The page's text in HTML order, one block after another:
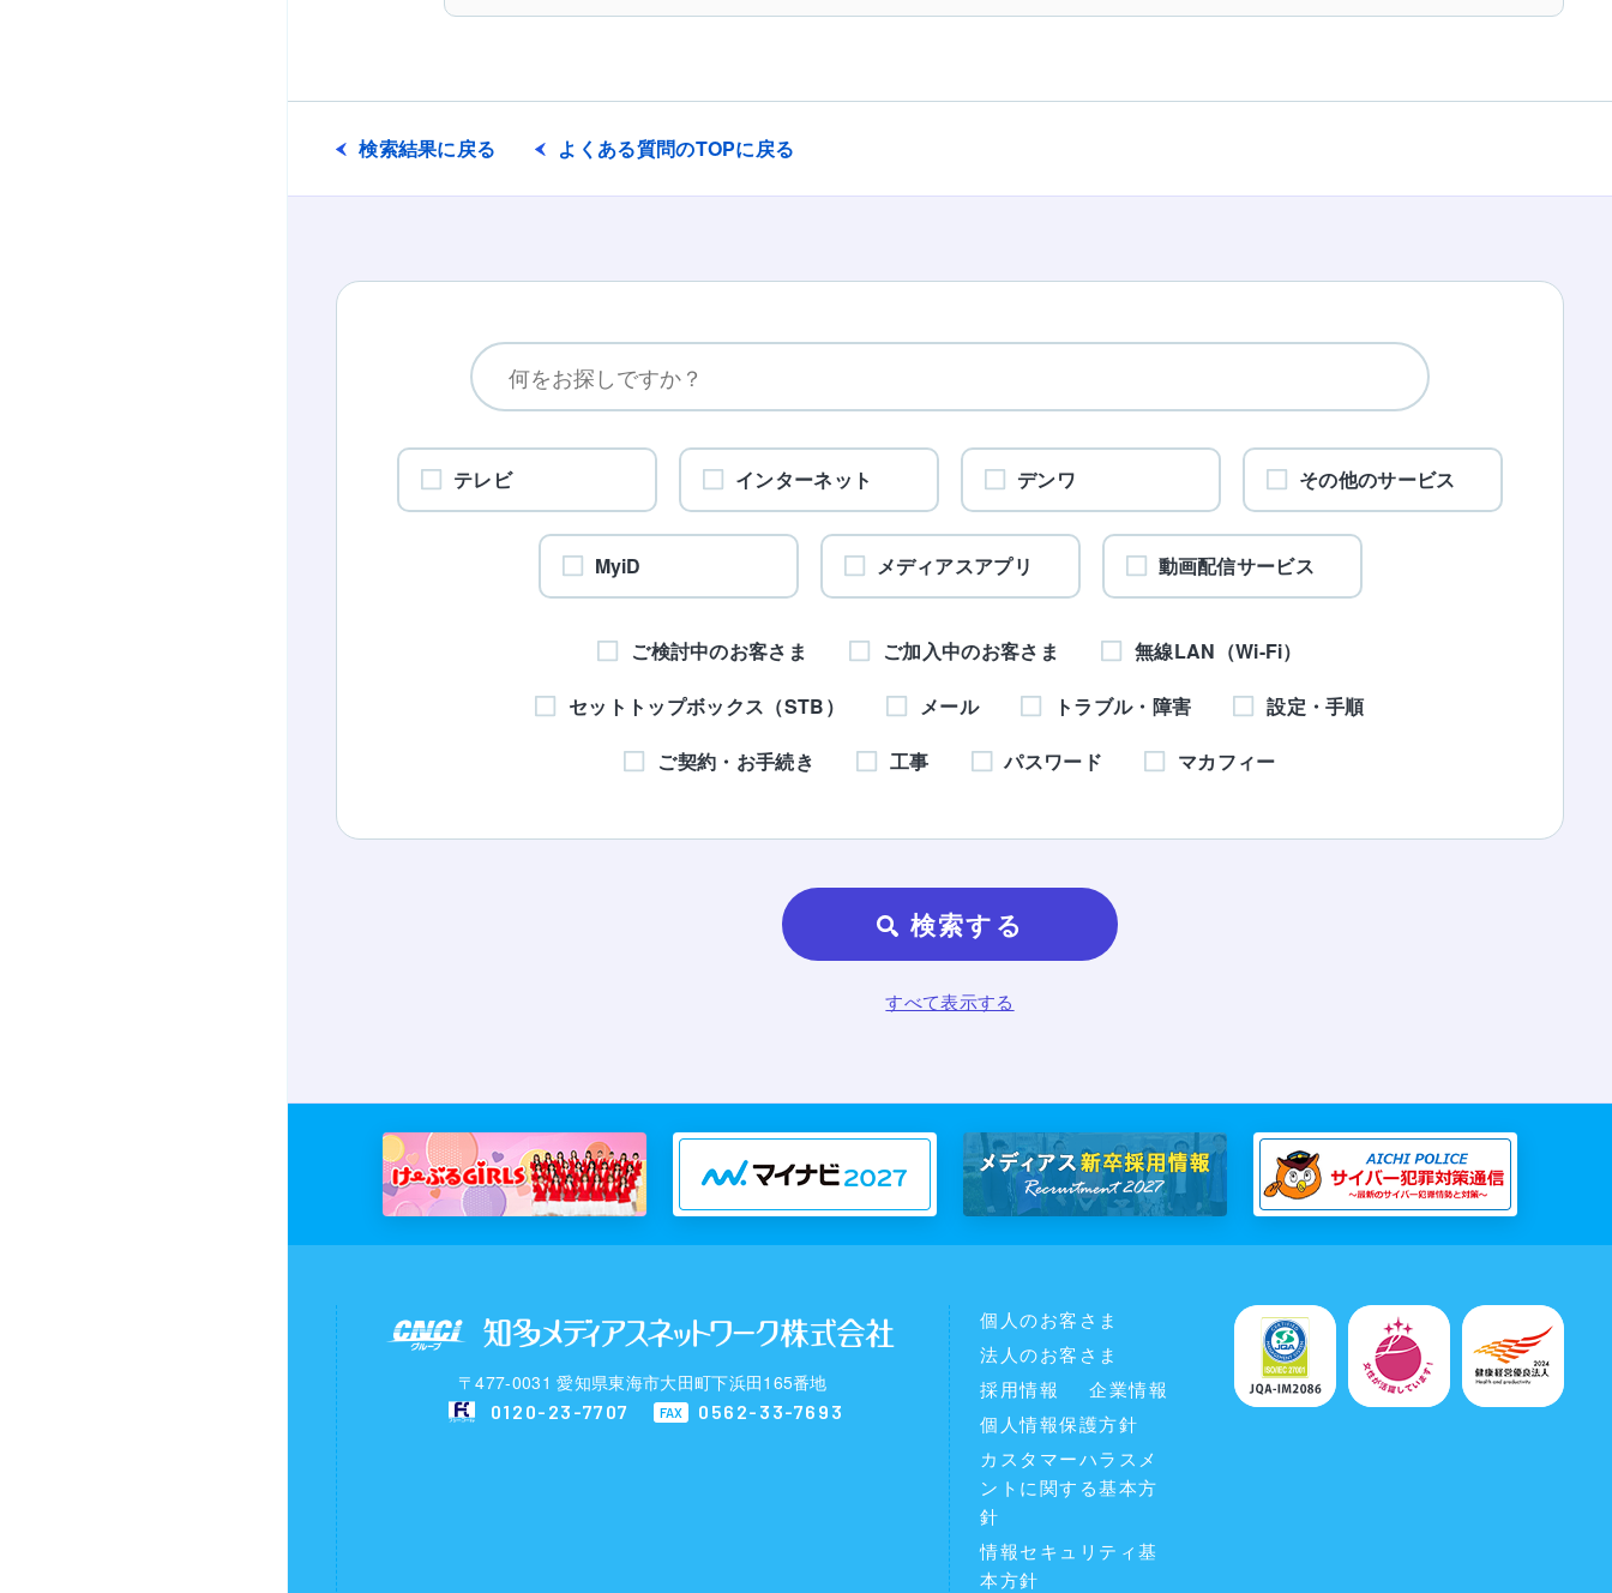
検索結果に戻る よくある質問のTOPに戻る
テレビ インターネット デンワ その他のサービス
MyiD メディアスアプリ 動画配信サービス
ご検討中のお客さま ご加入中のお客さま
無線LAN（Wi-Fi）
セットトップボックス（STB）
メール トラブル・障害
設定・手順
ご契約・お手続き
工事 パスワード マカフィー
検索する
すべて表示する
〒477-0031 愛知県東海市大田町下浜田165番地
0120-23-7707 FAX 0562-33-7693
個人のお客さま
法人のお客さま
採用情報
企業情報
個人情報保護方針
カスタマーハラスメ
ントに関する基本方
針
情報セキュリティ基
本方針